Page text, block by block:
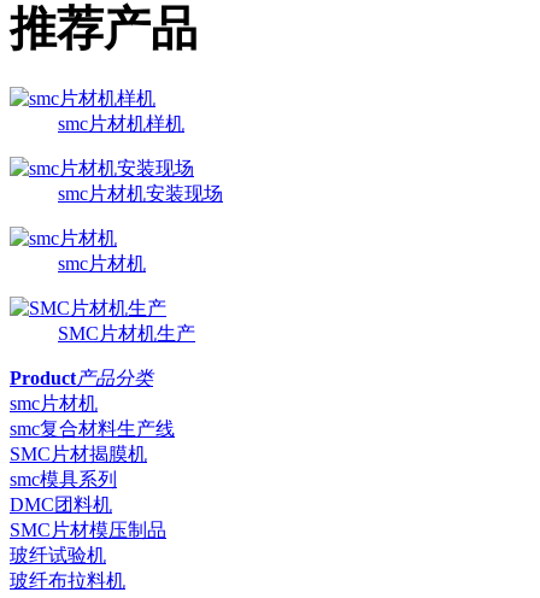
推荐产品
smc片材机样机
smc片材机安装现场
smc片材机
SMC片材机生产
Product产品分类
smc片材机
smc复合材料生产线
SMC片材揭膜机
smc模具系列
DMC团料机
SMC片材模压制品
玻纤试验机
玻纤布拉料机